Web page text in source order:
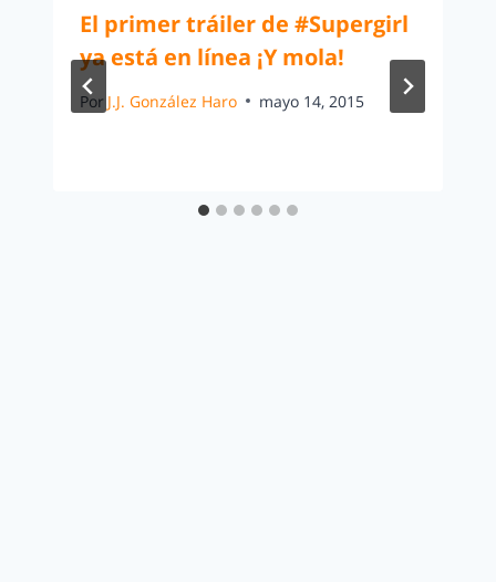
El primer tráiler de #Supergirl
ya está en línea ¡Y mola!
Por J.J. González Haro mayo 14, 2015